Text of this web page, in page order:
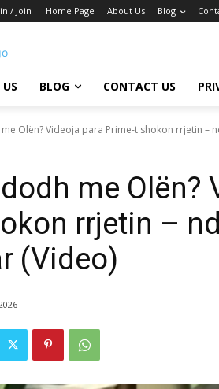
/ Join Home Page About Us Blog
BLOG CONTACT US
Olën? Videoja para Prime-t shokon rrjetin –
me Olën?
rrjetin –
(Video)